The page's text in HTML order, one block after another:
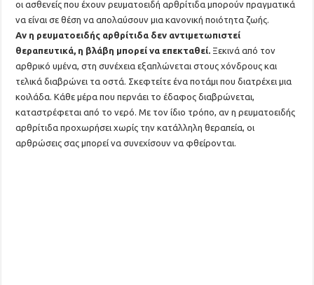
οι ασθενείς που έχουν ρευματοειδή αρθρίτιδα μπορούν πραγματικά
να είναι σε θέση να απολαύσουν μια κανονική ποιότητα ζωής.
Αν η ρευματοειδής αρθρίτιδα δεν αντιμετωπιστεί
θεραπευτικά, η βλάβη μπορεί να επεκταθεί. Ξεκινά από τον
αρθρικό υμένα, στη συνέχεια εξαπλώνεται στους χόνδρους και
τελικά διαβρώνει τα οστά. Σκεφτείτε ένα ποτάμι που διατρέχει μια
κοιλάδα. Κάθε μέρα που περνάει το έδαφος διαβρώνεται,
καταστρέφεται από το νερό. Με τον ίδιο τρόπο, αν η ρευματοειδής
αρθρίτιδα προχωρήσει χωρίς την κατάλληλη θεραπεία, οι
αρθρώσεις σας μπορεί να συνεχίσουν να φθείρονται.